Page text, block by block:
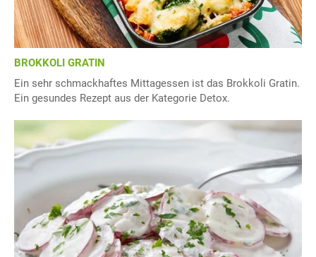
BROKKOLI GRATIN
Ein sehr schmackhaftes Mittagessen ist das Brokkoli Gratin.
Ein gesundes Rezept aus der Kategorie Detox.